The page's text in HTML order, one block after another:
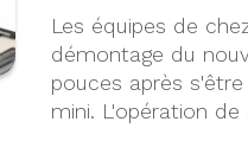
Les équipes de
démontage du
pouces après
mini. L'opération de